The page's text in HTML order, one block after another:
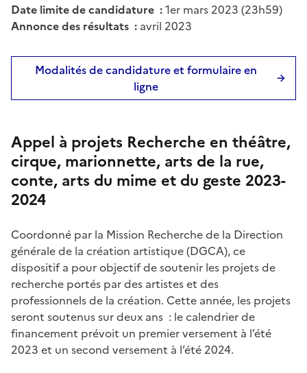
Date limite de candidature :1er mars 2023 (23h59)
Annonce des résultats : avril 2023
Modalités de candidature et formulaire en
ligne
Appel à projets Recherche en théâtre,
cirque, marionnette, arts de la rue,
conte, arts du mime et du geste 2023-
2024
Coordonné par la Mission Recherche de la Direction
générale de la création artistique (DGCA), ce
dispositif a pour objectif de soutenir les projets de
recherche portés par des artistes et des
professionnels de la création. Cette année, les projets
seront soutenus sur deux ans : le calendrier de
financement prévoit un premier versement à l’été
2023 et un second versement à l’été 2024.